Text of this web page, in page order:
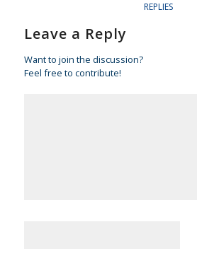
REPLIES
Leave a Reply
Want to join the discussion?
Feel free to contribute!